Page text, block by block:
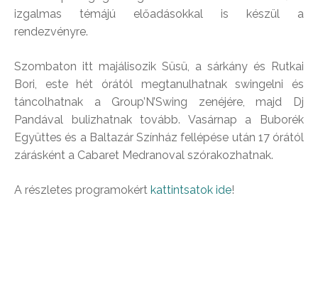
izgalmas témájú előadásokkal is készül a
rendezvényre.
Szombaton itt majálisozik Süsü, a sárkány és Rutkai
Bori, este hét órától megtanulhatnak swingelni és
táncolhatnak a Group’N’Swing zenéjére, majd Dj
Pandával bulizhatnak tovább. Vasárnap a Buborék
Együttes és a Baltazár Színház fellépése után 17 órától
zárásként a Cabaret Medranoval szórakozhatnak.
A részletes programokért kattintsatok ide!